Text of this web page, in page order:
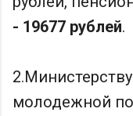
- 19677 рублей.
молодежной